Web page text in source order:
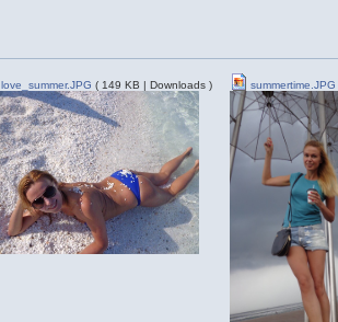
love_summer.JPG ( 149 KB | Downloads ) summertime.JPG